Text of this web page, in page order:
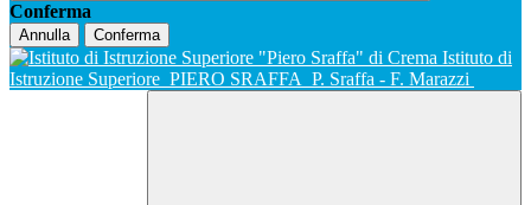
Conferma
Annulla Conferma
Istituto di
Istruzione Superiore PIERO SRAFFA P. Sraffa - F. Marazzi